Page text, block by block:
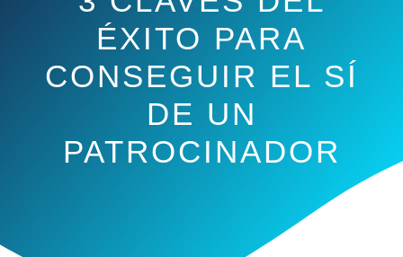
ÉXITO PARA
CONSEGUIR EL SÍ
DE UN
PATROCINADOR